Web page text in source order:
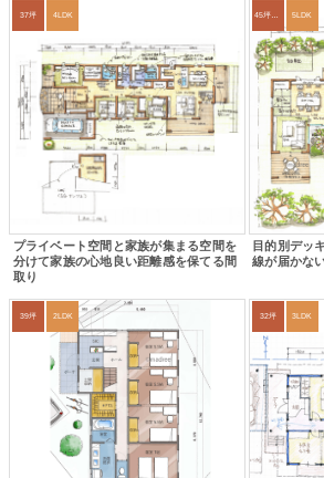
37坪 4LDK
プライベート空間と家族が集まる空間を
分けて家族の心地良い距離感を保てる間
取り
45坪～49坪 5LDK
目的別デッ
線が届かな
39坪 2LDK 32坪 3LDK